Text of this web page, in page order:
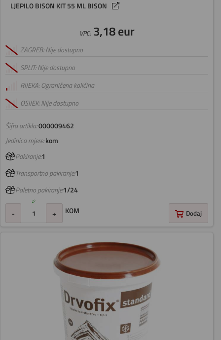
LJEPILO BISON KIT 55 ML BISON
Šifra artikla:000009462
VPC:3,18 eur
ZAGREB: Nije dostupno
SPLIT: Nije dostupno
RIJEKA: Ograničena količina
OSIJEK: Nije dostupno
Jedinica mjere:kom
Pakiranje:1
Transportno pakiranje:1
Paletno pakiranje:1/24
- + KOM Dodaj